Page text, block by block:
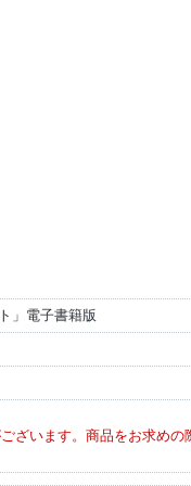
」電子書籍版
ざいます。商品をお求めの